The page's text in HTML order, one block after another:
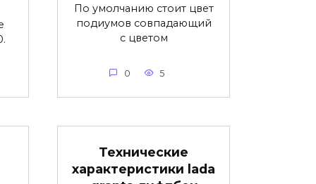
По умолчанию стоит цвет
подиумов совпадающий
с цветом
0 5
Технические
характеристики lada